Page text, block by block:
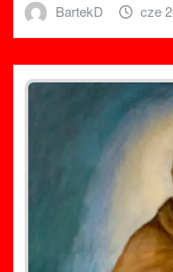
BartekD cze